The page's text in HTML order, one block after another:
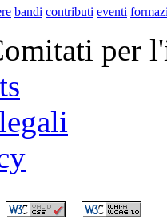
bandi contributi eventi
per